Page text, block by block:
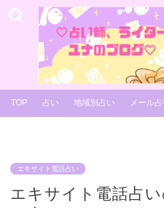
TOP 占い 地域別占い メール占
エキサイト電話占い
エキサイト電話占